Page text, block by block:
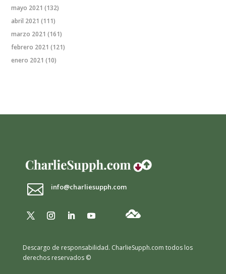
mayo 2021 (132)
abril 2021 (111)
marzo 2021 (161)
febrero 2021 (121)
enero 2021 (10)
 info@charliesupph.com
Descargo de responsabilidad. CharlieSupph.com todos los
derechos reservados ©